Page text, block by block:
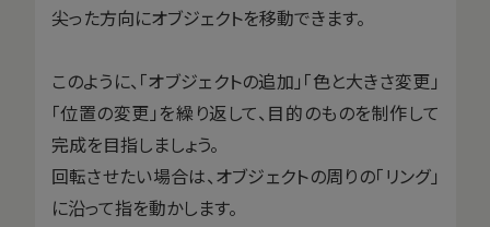
尖った方向にオブジェクトを移動できます。
このように、「オブジェクトの追加」「色と大きさ変更」
「位置の変更」を繰り返して、目的のものを制作して
完成を目指しましょう。
回転させたい場合は、オブジェクトの周りの「リング」
に沿って指を動かします。